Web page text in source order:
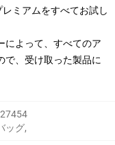
ミアムをすべてお試し
によって、すべてのア
で、受け取った製品に
ッグ,